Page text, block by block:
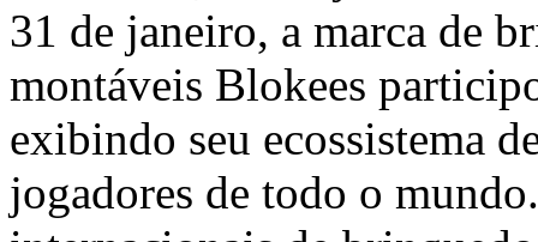
31 de janeiro, a marca de
montáveis Blokees
exibindo seu ecossistema
jogadores de todo o